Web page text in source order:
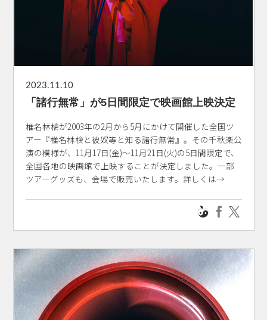
2023.11.10
「諸行無常」が5日間限定で映画館上映決定
椎名林檎が2003年の2月から5月にかけて開催した全国ツ
アー『椎名林檎と彼奴等と知る諸行無常』。その千秋楽公
演の模様が、11月17日(金)～11月21日(火)の5日間限定で、
全国各地の映画館で上映することが決定しました。一部
ツアーグッズも、会場で販売いたします。詳しくは→